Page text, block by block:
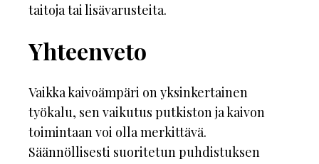
taitoja tai lisävarusteita.
Yhteenveto
Vaikka kaivoämpäri on yksinkertainen
työkalu, sen vaikutus putkiston ja kaivon
toimintaan voi olla merkittävä.
Säännöllisesti suoritetun puhdistuksen